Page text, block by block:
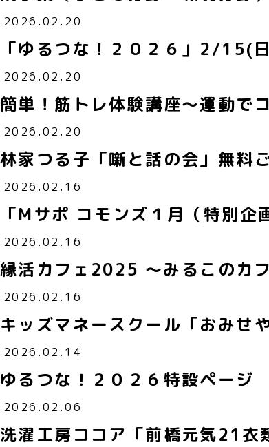
2026.02.20
「ゆるつな！２０２６」2/15(
2026.02.20
簡単！筋トレ体験講座～運動で
2026.02.20
林家つる子「噺と話の会」無料
2026.02.16
「Mサポ コモンズ１月（特別企
2026.02.16
縁活カフェ2025 ～みるこのカ
2026.02.16
キッズマネースクール「おみせ
2026.02.14
ゆるつな！２０２６特設ページ
2026.02.06
洗濯工房ココア「前橋元気21